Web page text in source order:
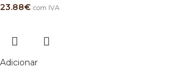
23.88€ com IVA
Adicionar